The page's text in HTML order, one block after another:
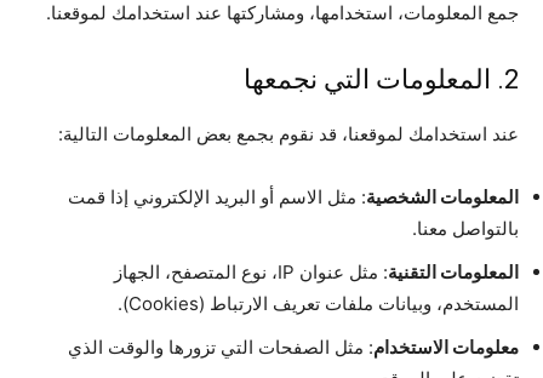
جمع المعلومات، استخدامها، ومشاركتها عند استخدامك لموقعنا.
2. المعلومات التي نجمعها
عند استخدامك لموقعنا، قد نقوم بجمع بعض المعلومات التالية:
المعلومات الشخصية: مثل الاسم أو البريد الإلكتروني إذا قمت
بالتواصل معنا.
المعلومات التقنية
: مثل عنوان IP، نوع المتصفح، الجهاز
المستخدم، وبيانات ملفات تعريف الارتباط (Cookies).
معلومات الاستخدام: مثل الصفحات التي تزورها والوقت الذي